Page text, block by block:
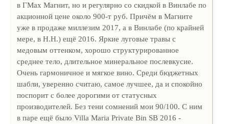
в ГМах Магнит, но и регулярно со скидкой в Винлабе по
акционной цене около 900-т руб. Причём в Магните
уже в продаже миллезим 2017, а в Винлабе (по крайней
мере, в Н.Н.) ещё 2016. Яркие луговые травы с
медовым оттенком, хорошо структурированное
среднее тело, длительное минеральное послевкусие.
Очень гармоничное и мягкое вино. Среди бюджетных
шабли, уверенно считаю, самое лучшее, да и спокойно
поспорит с более дорогими от статусных
производителей. Без тени сомнений мои 90/100. С ним
в паре ещё было Villa Maria Private Bin SB 2016 -